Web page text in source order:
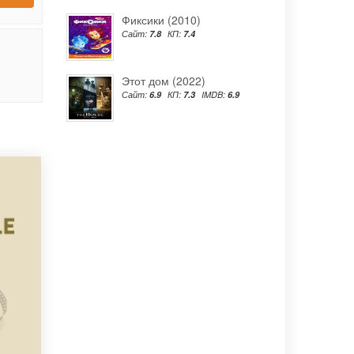
Фиксики (2010)
Сайт: 7.8 КП: 7.4
Этот дом (2022)
Сайт: 6.9 КП: 7.3 IMDB: 6.9